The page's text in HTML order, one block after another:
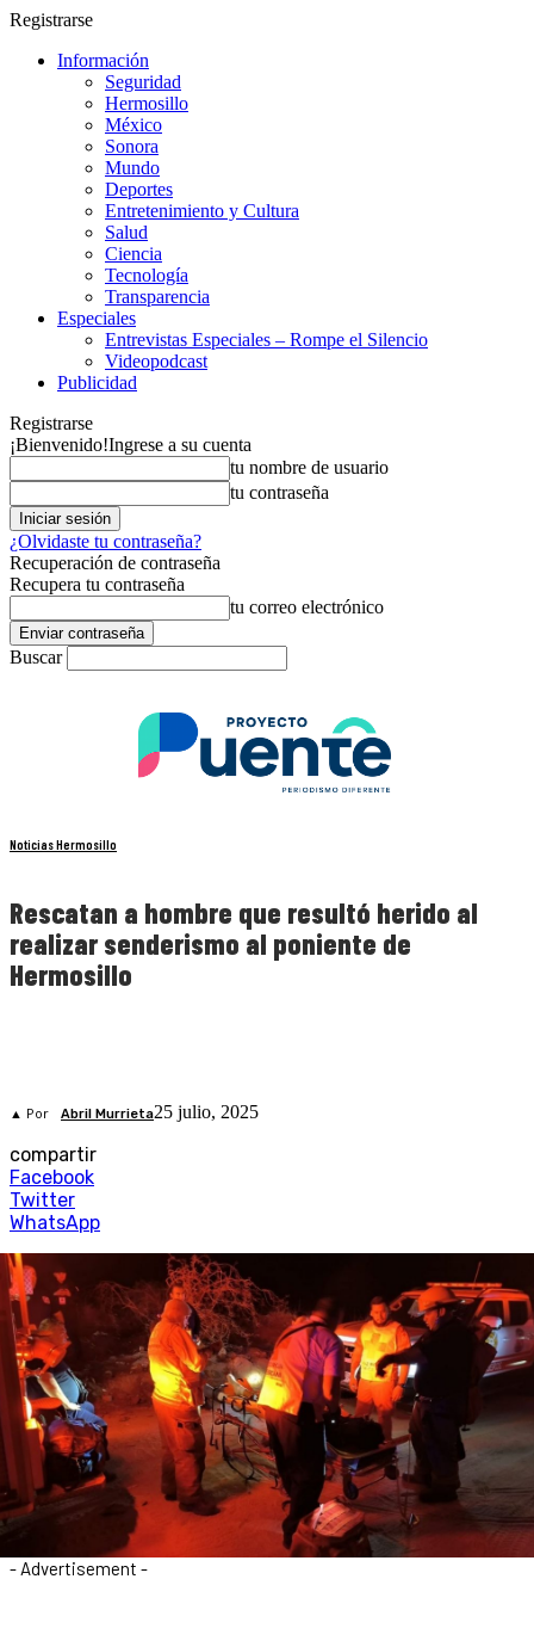
Registrarse
Información
Seguridad
Hermosillo
México
Sonora
Mundo
Deportes
Entretenimiento y Cultura
Salud
Ciencia
Tecnología
Transparencia
Especiales
Entrevistas Especiales – Rompe el Silencio
Videopodcast
Publicidad
Registrarse
¡Bienvenido!Ingrese a su cuenta
tu nombre de usuario
tu contraseña
¿Olvidaste tu contraseña?
Recuperación de contraseña
Recupera tu contraseña
tu correo electrónico
Buscar
Noticias Hermosillo
Rescatan a hombre que resultó herido al
realizar senderismo al poniente de
Hermosillo
▲ Por Abril Murrieta25 julio, 2025
compartir
Facebook
Twitter
WhatsApp
- Advertisement -